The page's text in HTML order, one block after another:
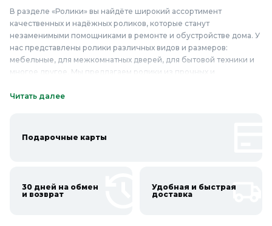
В разделе «Ролики» вы найдёте широкий ассортимент
качественных и надёжных роликов, которые станут
незаменимыми помощниками в ремонте и обустройстве дома. У
нас представлены ролики различных видов и размеров:
мебельные, для межкомнатных дверей, для бытовой техники и
многое другое. Мы предлагаем ролики из прочных и
которые обеспечивают плавное и бесшумное движение. Наши
Благодаря разнообразию моделей и размеров, вы легко
наслаждайтесь удобством и функциональностью вашего дома!
Читать далее
Подарочные карты
30 дней на обмен
и возврат
Удобная и быстрая
доставка